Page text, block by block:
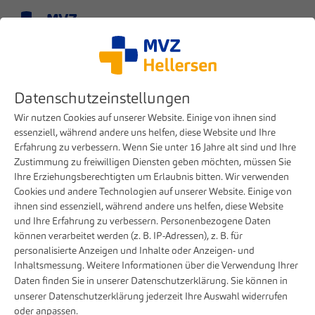
Karriere MVZ Hellersen als Arbeitgeber
Unser Leitbild
Datenschutzeinstellungen
Wir nutzen Cookies auf unserer Website. Einige von ihnen sind
essenziell, während andere uns helfen, diese Website und Ihre
Erfahrung zu verbessern. Wenn Sie unter 16 Jahre alt sind und Ihre
Zustimmung zu freiwilligen Diensten geben möchten, müssen Sie
Ihre Erziehungsberechtigten um Erlaubnis bitten. Wir verwenden
Cookies und andere Technologien auf unserer Website. Einige von
ihnen sind essenziell, während andere uns helfen, diese Website
und Ihre Erfahrung zu verbessern. Personenbezogene Daten
können verarbeitet werden (z. B. IP-Adressen), z. B. für
personalisierte Anzeigen und Inhalte oder Anzeigen- und
Inhaltsmessung. Weitere Informationen über die Verwendung Ihrer
Daten finden Sie in unserer Datenschutzerklärung. Sie können in
unserer Datenschutzerklärung jederzeit Ihre Auswahl widerrufen
oder anpassen.